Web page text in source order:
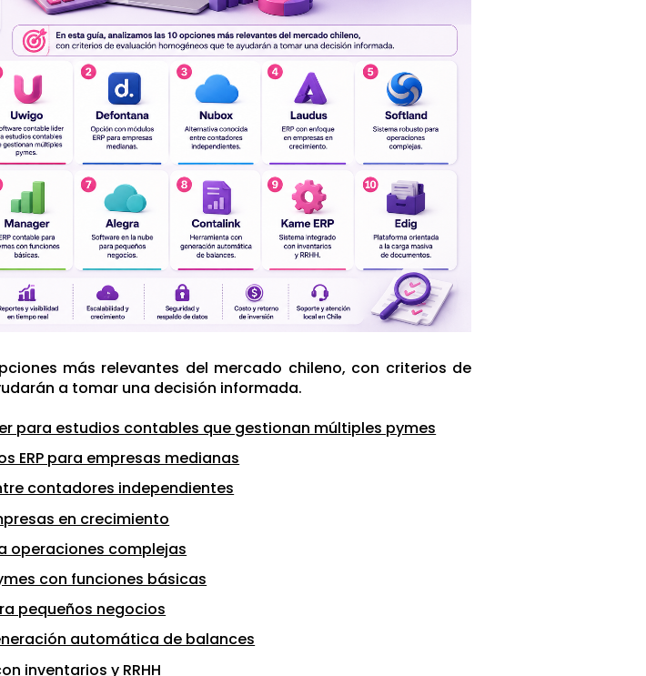
más relevantes del mercado chileno, con criterios de
a tomar una decisión informada.
para estudios contables que gestionan múltiples pymes
ERP para empresas medianas
contadores independientes
en crecimiento
operaciones complejas
con funciones básicas
pequeños negocios
automática de balances
inventarios y RRHH